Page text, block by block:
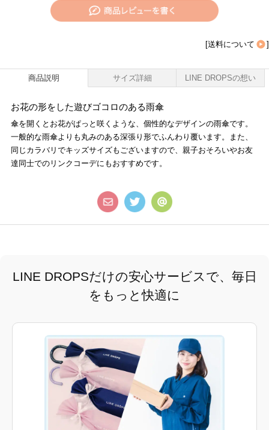
[送料について ]
商品説明 サイズ詳細 LINE DROPSの想い
お花の形をした遊びゴコロのある雨傘
傘を開くとお花がぱっと咲くような、個性的なデザインの雨傘です。
一般的な雨傘よりも丸みのある深張り形でふんわり覆います。また、
同じカラバリでキッズサイズもございますので、親子おそろいやお友
達同士でのリンクコーデにもおすすめです。
LINE DROPSだけの安心サービスで、毎日
をもっと快適に